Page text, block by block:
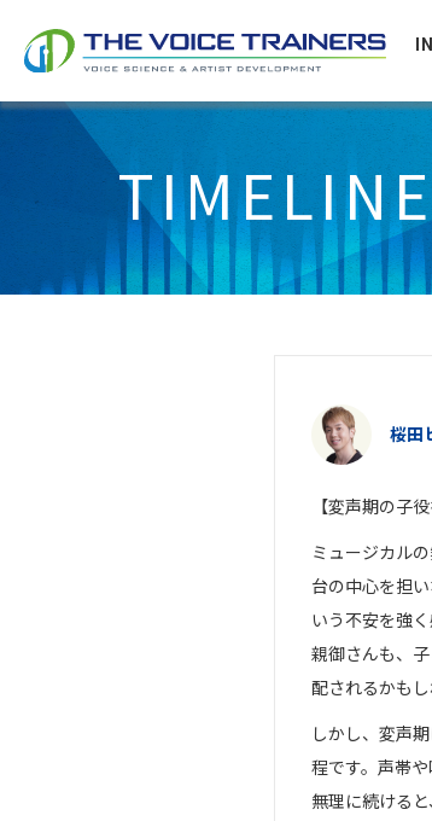
桜田
【変声期の子
ミュージカル
台の中心を担
いう不安を強く
親御さんも、
配されるかもし
しかし、変声
程です。声帯
無理に続ける